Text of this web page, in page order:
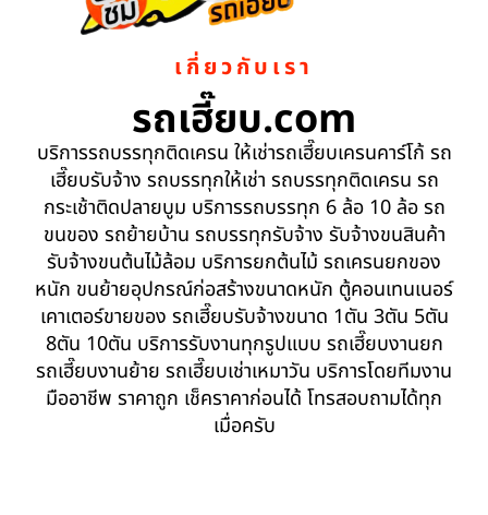
เกี่ยวกับเรา
รถเฮี๊ยบ.com
บริการรถบรรทุกติดเครน ให้เช่ารถเฮี๊ยบเครนคาร์โก้ รถ
เฮี๊ยบรับจ้าง รถบรรทุกให้เช่า รถบรรทุกติดเครน รถ
กระเช้าติดปลายบูม บริการรถบรรทุก 6 ล้อ 10 ล้อ รถ
ขนของ รถย้ายบ้าน รถบรรทุกรับจ้าง รับจ้างขนสินค้า
รับจ้างขนต้นไม้ล้อม บริการยกต้นไม้ รถเครนยกของ
หนัก ขนย้ายอุปกรณ์ก่อสร้างขนาดหนัก ตู้คอนเทนเนอร์
เคาเตอร์ขายของ รถเฮี๊ยบรับจ้างขนาด 1ตัน 3ตัน 5ตัน
8ตัน 10ตัน บริการรับงานทุกรูปแบบ รถเฮี๊ยบงานยก
รถเฮี๊ยบงานย้าย รถเฮี๊ยบเช่าเหมาวัน บริการโดยทีมงาน
มืออาชีพ ราคาถูก เช็คราคาก่อนได้ โทรสอบถามได้ทุก
เมื่อครับ